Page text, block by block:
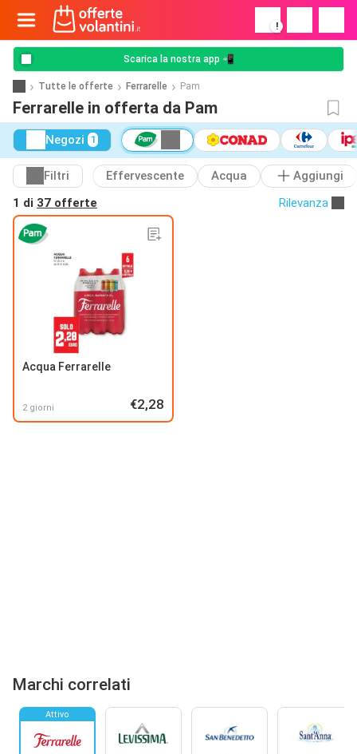
!
Scarica la nostra app 📲
Tutte le offerte Ferrarelle Pam
Ferrarelle in offerta da Pam
Negozi 1
Filtri Effervescente Acqua
Aggiungi
1 di 37 offerte Rilevanza
Acqua Ferrarelle
2 giorni €2,28
Marchi correlati
Attivo